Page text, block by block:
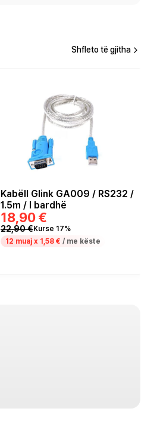
Shfleto të gjitha
Kabëll Glink GA009 / RS232 /
1.5m / I bardhë
18,90 €
22,90 €Kurse 17%
12 muaj x 1,58 € / me këste